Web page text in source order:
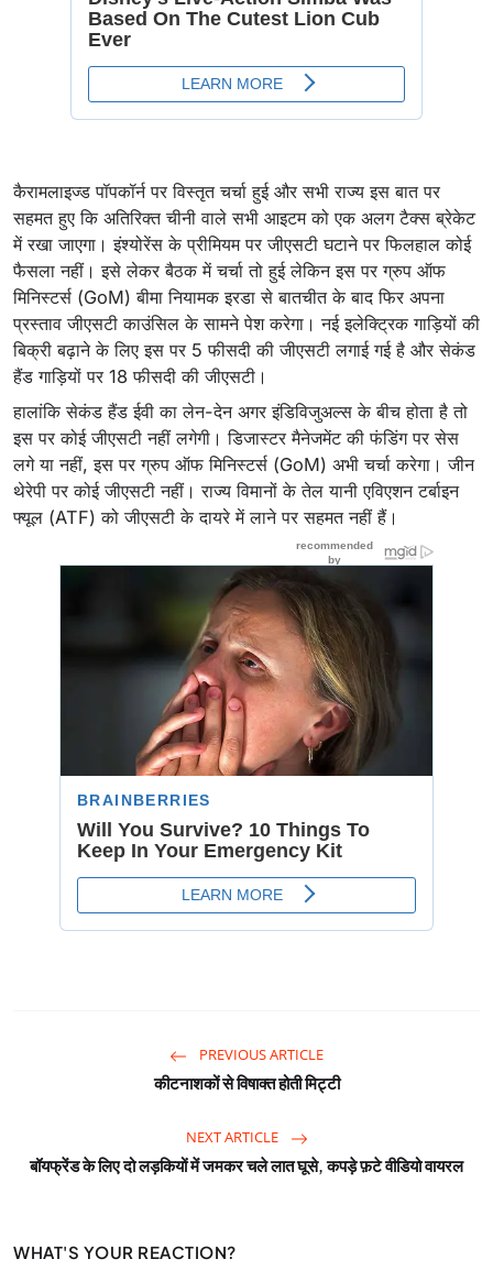
कैरामलाइज्ड पॉपकॉर्न पर विस्तृत चर्चा हुई और सभी राज्य इस बात पर
सहमत हुए कि अतिरिक्त चीनी वाले सभी आइटम को एक अलग टैक्स ब्रेकेट
में रखा जाएगा। इंश्योरेंस के प्रीमियम पर जीएसटी घटाने पर फिलहाल कोई
फैसला नहीं। इसे लेकर बैठक में चर्चा तो हुई लेकिन इस पर ग्रुप ऑफ
मिनिस्टर्स (GoM) बीमा नियामक इरडा से बातचीत के बाद फिर अपना
प्रस्ताव जीएसटी काउंसिल के सामने पेश करेगा। नई इलेक्ट्रिक गाड़ियों की
बिक्री बढ़ाने के लिए इस पर 5 फीसदी की जीएसटी लगाई गई है और सेकंड
हैंड गाड़ियों पर 18 फीसदी की जीएसटी।
हालांकि सेकंड हैंड ईवी का लेन-देन अगर इंडिविजुअल्स के बीच होता है तो
इस पर कोई जीएसटी नहीं लगेगी। डिजास्टर मैनेजमेंट की फंडिंग पर सेस
लगे या नहीं, इस पर ग्रुप ऑफ मिनिस्टर्स (GoM) अभी चर्चा करेगा। जीन
थेरेपी पर कोई जीएसटी नहीं। राज्य विमानों के तेल यानी एविएशन टर्बाइन
फ्यूल (ATF) को जीएसटी के दायरे में लाने पर सहमत नहीं हैं।
PREVIOUS ARTICLE
कीटनाशकों से विषाक्त होती मिट्टी
NEXT ARTICLE
बॉयफ्रेंड के लिए दो लड़कियों में जमकर चले लात घूसे, कपड़े फ़टे वीडियो वायरल
WHAT'S YOUR REACTION?